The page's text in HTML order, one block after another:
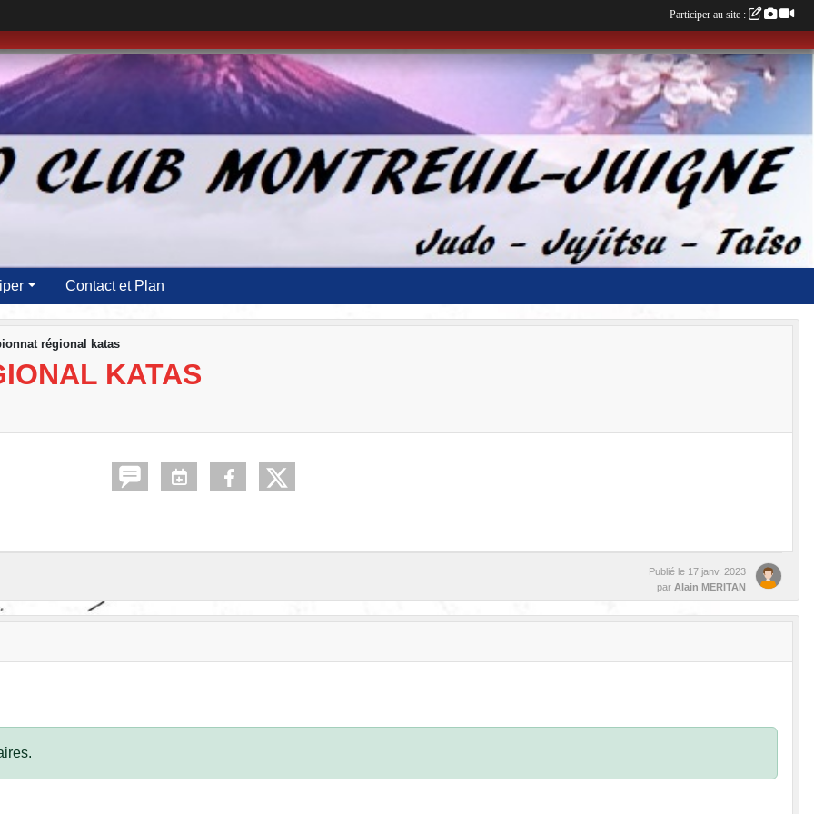
Contact et Plan
régional katas
KATAS
Publié le 17 janv. 2023
par Alain MERITAN
Participer au site :